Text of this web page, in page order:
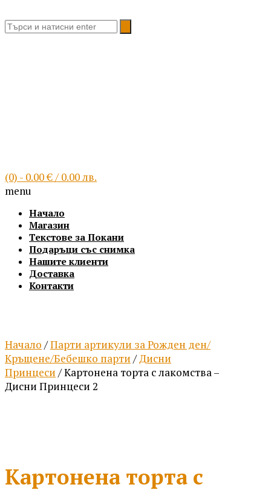
(0) - 0.00 € / 0.00 лв.
menu
Начало
Магазин
Текстове за Покани
Подаръци със снимка
Нашите клиенти
Доставка
Контакти
Начало /Парти артикули за Рожден ден/
Кръщене/Бебешко парти /Дисни
Принцеси / Картонена торта с лакомства –
Дисни Принцеси 2
Картонена торта с